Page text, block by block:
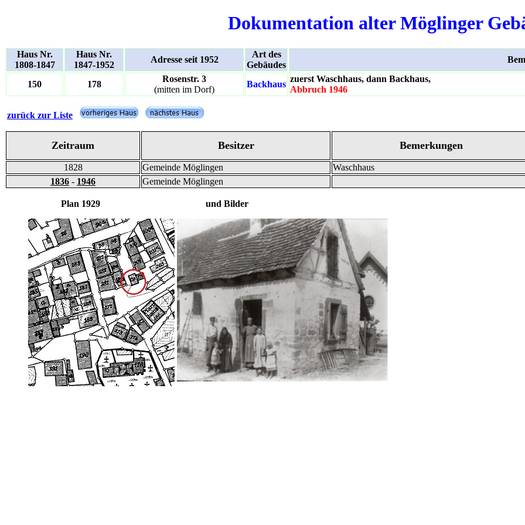
Dokumentation alter Möglinger
Haus Nr.
1808-1847
Haus Nr.
1847-1952
Adresse seit 1952
Art des
Gebäudes
150 178
Rosenstr. 3
(mitten im Dorf)
Backhaus
zuerst Waschhaus, dann Backhaus,
Abbruch 1946
zurück zur Liste
Zeitraum Besitzer Bemerkungen
1828 Gemeinde Möglingen
Waschhaus
1836 - 1946 Gemeinde Möglingen
Plan 1929 und Bilder